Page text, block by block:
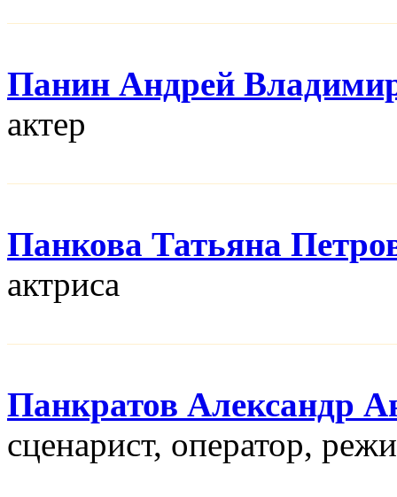
Панин Андрей
актер
Панкова Татьяна
актриса
Панкратов Александр
сценарист, оператор,